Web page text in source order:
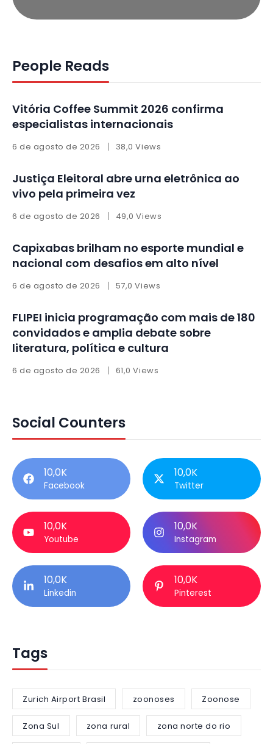
People Reads
Vitória Coffee Summit 2026 confirma
especialistas internacionais
6 de agosto de 2026 38,0 Views
Justiça Eleitoral abre urna eletrônica ao
vivo pela primeira vez
6 de agosto de 2026 49,0 Views
Capixabas brilham no esporte mundial e
nacional com desafios em alto nível
6 de agosto de 2026 57,0 Views
FLIPEI inicia programação com mais de 180
convidados e amplia debate sobre
literatura, política e cultura
6 de agosto de 2026 61,0 Views
Social Counters
10,0K
Facebook
10,0K
Twitter
10,0K
Youtube
10,0K
Instagram
10,0K
Linkedin
10,0K
Pinterest
Tags
Zurich Airport Brasil zoonoses Zoonose
Zona Sul zona rural zona norte do rio